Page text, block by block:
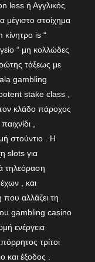
less ή Αγγλικός
μέγιστο στοίχημα
κίνητρο is “
“ μη κολλώδες
τάξεως με
gambling
stake class ,
κλάδο πάροχος
,
στούντιο . Η
slots για
τηλεόραση
, και
αλλάζει τη
gambling casino
ενέργεια
τρίτοι
και έξοδος .